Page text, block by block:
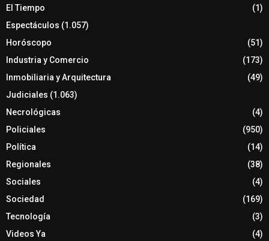
El Tiempo
(1)
Espectáculos (1.057)
Horóscopo
(51)
Industria y Comercio
(173)
Inmobiliaria y Arquitectura
(49)
Judiciales (1.063)
Necrológicas
(4)
Policiales
(950)
Política
(14)
Regionales
(38)
Sociales
(4)
Sociedad
(169)
Tecnología
(3)
Videos Ya
(4)